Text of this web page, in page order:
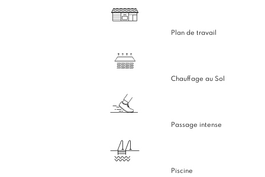
Plan de travail
Chauffage au Sol
Passage intense
Piscine